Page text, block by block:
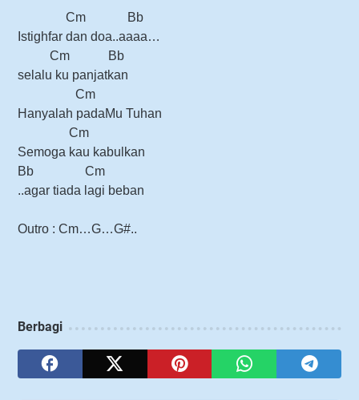
Cm Bb
Istighfar dan doa..aaaa…
Cm Bb
selalu ku panjatkan
Cm
Hanyalah padaMu Tuhan
Cm
Semoga kau kabulkan
Bb Cm
..agar tiada lagi beban
Outro : Cm…G…G#..
Berbagi